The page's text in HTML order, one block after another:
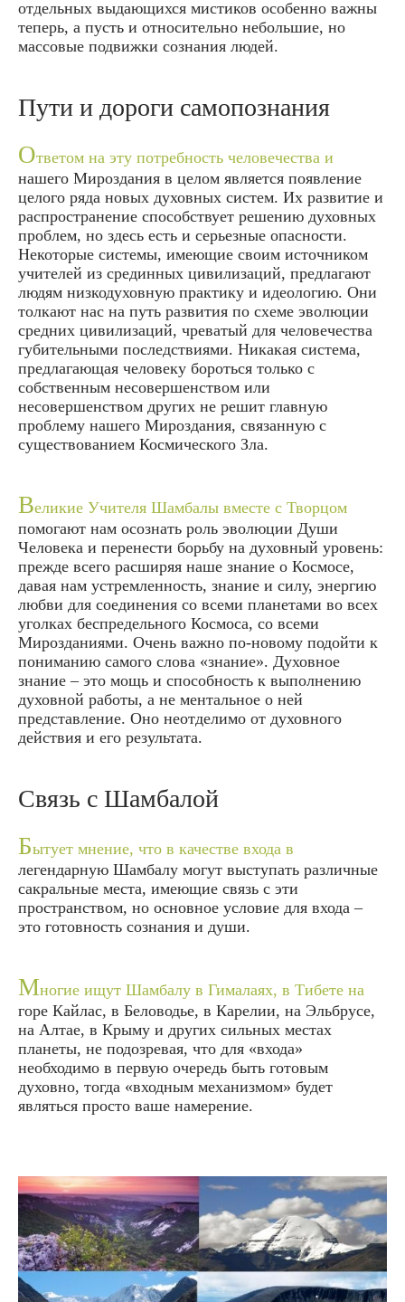
отдельных выдающихся мистиков особенно важны
теперь, а пусть и относительно небольшие, но
массовые подвижки сознания людей.
Пути и дороги самопознания
Ответом на эту потребность человечества и
нашего Мироздания в целом является появление
целого ряда новых духовных систем. Их развитие и
распространение способствует решению духовных
проблем, но здесь есть и серьезные опасности.
Некоторые системы, имеющие своим источником
учителей из срединных цивилизаций, предлагают
людям низкодуховную практику и идеологию. Они
толкают нас на путь развития по схеме эволюции
средних цивилизаций, чреватый для человечества
губительными последствиями. Никакая система,
предлагающая человеку бороться только с
собственным несовершенством или
несовершенством других не решит главную
проблему нашего Мироздания, связанную с
существованием Космического Зла.
Великие Учителя Шамбалы вместе с Творцом
помогают нам осознать роль эволюции Души
Человека и перенести борьбу на духовный уровень:
прежде всего расширяя наше знание о Космосе,
давая нам устремленность, знание и силу, энергию
любви для соединения со всеми планетами во всех
уголках беспредельного Космоса, со всеми
Мирозданиями. Очень важно по-новому подойти к
пониманию самого слова «знание». Духовное
знание – это мощь и способность к выполнению
духовной работы, а не ментальное о ней
представление. Оно неотделимо от духовного
действия и его результата.
Связь с Шамбалой
Бытует мнение, что в качестве входа в
легендарную Шамбалу могут выступать различные
сакральные места, имеющие связь с эти
пространством, но основное условие для входа –
это готовность сознания и души.
Многие ищут Шамбалу в Гималаях, в Тибете на
горе Кайлас, в Беловодье, в Карелии, на Эльбрусе,
на Алтае, в Крыму и других сильных местах
планеты, не подозревая, что для «входа»
необходимо в первую очередь быть готовым
духовно, тогда «входным механизмом» будет
являться просто ваше намерение.